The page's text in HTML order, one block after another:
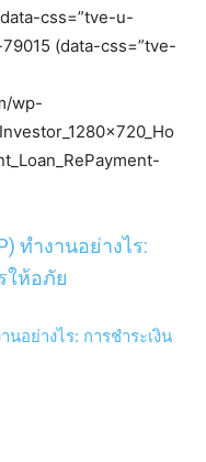
css=”tve-u-
(data-css=”tve-
wp-
ทำงานอย่างไร:
ให้อภัย
อย่างไร: การชำระเงิน